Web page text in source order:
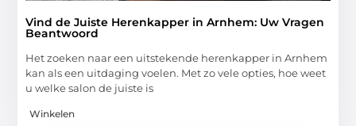
Vind de Juiste Herenkapper in Arnhem: Uw Vragen
Beantwoord
Het zoeken naar een uitstekende herenkapper in Arnhem
kan als een uitdaging voelen. Met zo vele opties, hoe weet
u welke salon de juiste is
Winkelen